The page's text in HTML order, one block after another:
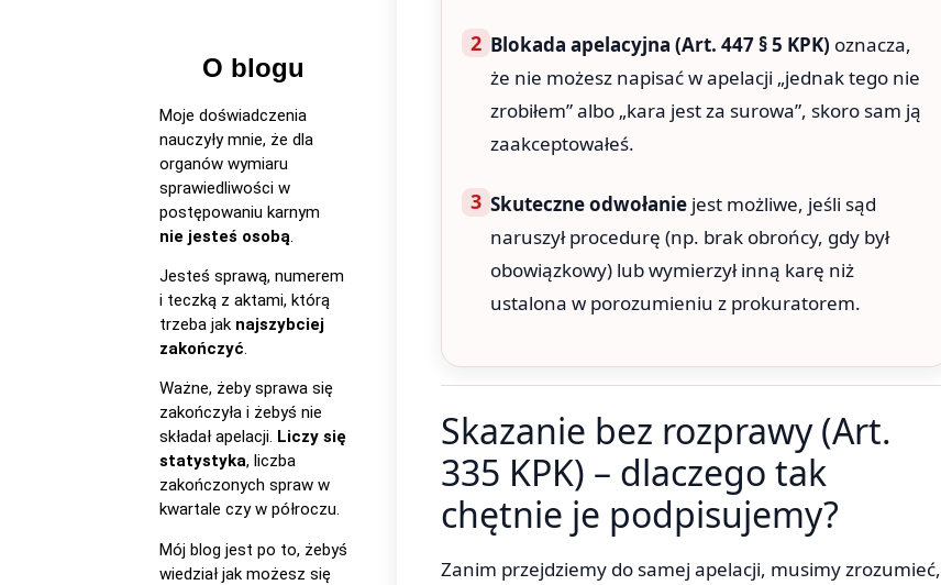
O blogu
Moje doświadczenia
nauczyły mnie, że dla
organów wymiaru
sprawiedliwości w
postępowaniu karnym
nie jesteś osobą
Jesteś sprawą, numerem
i teczką z aktami, którą
trzeba jak najszybciej
zakończyć.
Ważne, żeby sprawa się
zakończyła i żebyś nie
składał apelacji. Liczy się
statystyka, liczba
zakończonych spraw w
kwartale czy w półroczu.
Mój blog jest po to, żebyś
wiedział jak możesz się
2 Blokada apelacyjna (Art. 447 § 5 KPK) oznacza,
że nie możesz napisać w apelacji „jednak tego nie
zrobiłem” albo „kara jest za surowa”, skoro sam ją
zaakceptowałeś.
3 Skuteczne odwołanie jest możliwe, jeśli sąd
naruszył procedurę (np. brak obrońcy, gdy był
obowiązkowy) lub wymierzył inną karę niż
ustalona w porozumieniu z prokuratorem.
Skazanie bez rozprawy (Art.
335 KPK) – dlaczego tak
chętnie je podpisujemy?
Zanim przejdziemy do samej apelacji, musimy zrozumieć,